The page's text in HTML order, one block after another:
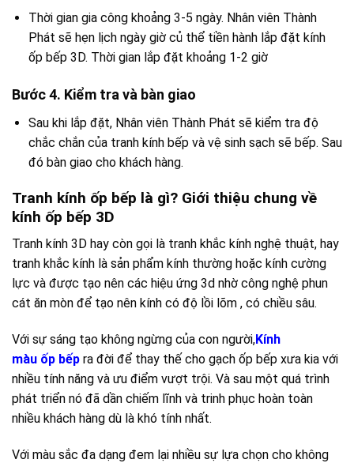
Thời gian gia công khoảng 3-5 ngày. Nhân viên Thành
Phát sẽ hẹn lịch ngày giờ củ thể tiền hành lắp đặt kính
ốp bếp 3D. Thời gian lắp đặt khoảng 1-2 giờ
Bước 4. Kiểm tra và bàn giao
Sau khi lắp đặt, Nhân viên Thành Phát sẽ kiểm tra độ
chắc chắn của tranh kính bếp và vệ sinh sạch sẽ bếp. Sau
đó bàn giao cho khách hàng.
Tranh kính ốp bếp là gì? Giới thiệu chung về
kính ốp bếp 3D
Tranh kính 3D hay còn gọi là tranh khắc kính nghệ thuật, hay
tranh khắc kính là sản phẩm kính thường hoặc kính cường
lực và được tạo nên các hiệu ứng 3d nhờ công nghệ phun
cát ăn mòn để tạo nên kính có độ lồi lõm , có chiều sâu.
Với sự sáng tạo không ngừng của con người,Kính
màu ốp bếp ra đời để thay thế cho gạch ốp bếp xưa kia với
nhiều tính năng và ưu điểm vượt trội. Và sau một quá trình
phát triển nó đã dần chiếm lĩnh và trinh phục hoàn toàn
nhiều khách hàng dù là khó tính nhất.
Với màu sắc đa dạng đem lại nhiều sự lựa chọn cho không